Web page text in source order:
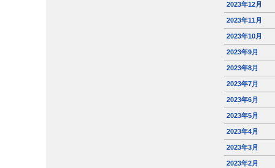
2023年12月
2023年11月
2023年10月
2023年9月
2023年8月
2023年7月
2023年6月
2023年5月
2023年4月
2023年3月
2023年2月